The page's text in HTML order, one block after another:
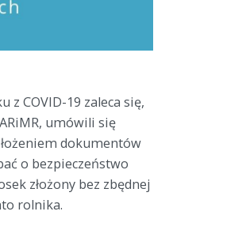
COVID-19 zaleca się,
umówili się
dokumentów
o bezpieczeństwo
złożony bez zbędnej
rolnika.